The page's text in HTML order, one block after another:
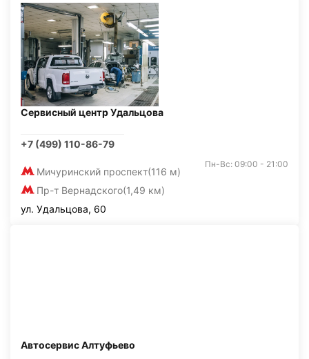
Сервисный центр Удальцова
+7 (499) 110-86-79
Мичуринский проспект(116 м)
Пр-т Вернадского(1,49 км)
Пн-Вс: 09:00 - 21:00
ул. Удальцова, 60
Автосервис Алтуфьево